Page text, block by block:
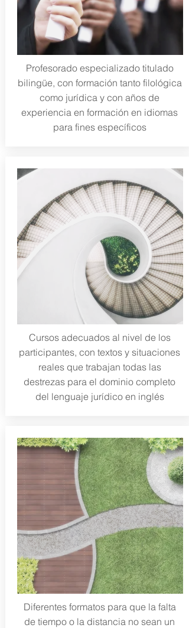
Profesorado especializado titulado
bilingüe, con formación tanto filológica
como jurídica y con años de
experiencia en formación en idiomas
para fines específicos
Cursos adecuados al nivel de los
participantes, con textos y situaciones
reales que trabajan todas las
destrezas para el dominio completo
del lenguaje jurídico en inglés
Diferentes formatos para que la falta
de tiempo o la distancia no sean un